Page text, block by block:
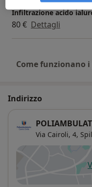
Infiltrazione acido
80 € Dettagli
Come funzionano i
Indirizzo
Via Cairoli, 4,